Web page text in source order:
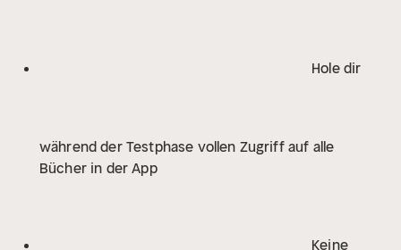
Hole dir
während der Testphase vollen Zugriff auf alle
Bücher in der App
Keine